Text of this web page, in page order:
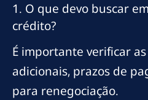
1. O que devo buscar
crédito?
É importante verificar
adicionais, prazos de
para renegociação.